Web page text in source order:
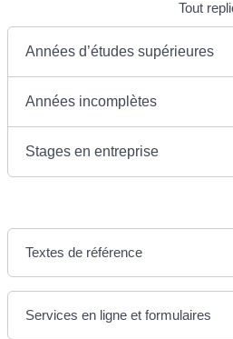
Tout
Années d’études supérieures
Années incomplètes
Stages en entreprise
Textes de référence
Services en ligne et formulaires